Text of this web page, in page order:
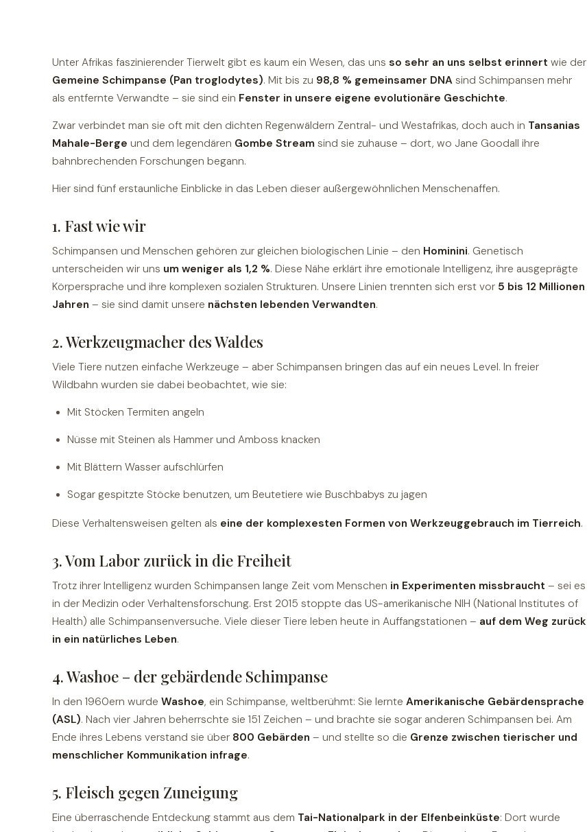
Unter Afrikas faszinierender Tierwelt gibt es kaum ein Wesen, das uns so sehr an uns selbst erinnert wie der
Gemeine Schimpanse (Pan troglodytes). Mit bis zu 98,8 % gemeinsamer DNA sind Schimpansen mehr
als entfernte Verwandte – sie sind ein Fenster in unsere eigene evolutionäre Geschichte.
Zwar verbindet man sie oft mit den dichten Regenwäldern Zentral- und Westafrikas, doch auch in Tansanias
Mahale-Berge und dem legendären Gombe Stream sind sie zuhause – dort, wo Jane Goodall ihre
bahnbrechenden Forschungen begann.
Hier sind fünf erstaunliche Einblicke in das Leben dieser außergewöhnlichen Menschenaffen.
1. Fast wie wir
Schimpansen und Menschen gehören zur gleichen biologischen Linie – den Hominini. Genetisch
unterscheiden wir uns um weniger als 1,2 %. Diese Nähe erklärt ihre emotionale Intelligenz, ihre ausgeprägte
Körpersprache und ihre komplexen sozialen Strukturen. Unsere Linien trennten sich erst vor 5 bis 12 Millionen
Jahren – sie sind damit unsere nächsten lebenden Verwandten.
2. Werkzeugmacher des Waldes
Viele Tiere nutzen einfache Werkzeuge – aber Schimpansen bringen das auf ein neues Level. In freier
Wildbahn wurden sie dabei beobachtet, wie sie:
Mit Stöcken Termiten angeln
Nüsse mit Steinen als Hammer und Amboss knacken
Mit Blättern Wasser aufschlürfen
Sogar gespitzte Stöcke benutzen, um Beutetiere wie Buschbabys zu jagen
Diese Verhaltensweisen gelten als eine der komplexesten Formen von Werkzeuggebrauch im Tierreich.
3. Vom Labor zurück in die Freiheit
Trotz ihrer Intelligenz wurden Schimpansen lange Zeit vom Menschen in Experimenten missbraucht – sei es
in der Medizin oder Verhaltensforschung. Erst 2015 stoppte das US-amerikanische NIH (National Institutes of
Health) alle Schimpansenversuche. Viele dieser Tiere leben heute in Auffangstationen – auf dem Weg zurück
in ein natürliches Leben.
4. Washoe – der gebärdende Schimpanse
In den 1960ern wurde Washoe, ein Schimpanse, weltberühmt: Sie lernte Amerikanische Gebärdensprache
(ASL). Nach vier Jahren beherrschte sie 151 Zeichen – und brachte sie sogar anderen Schimpansen bei. Am
Ende ihres Lebens verstand sie über 800 Gebärden – und stellte so die Grenze zwischen tierischer und
menschlicher Kommunikation infrage.
5. Fleisch gegen Zuneigung
Eine überraschende Entdeckung stammt aus dem Tai-Nationalpark in der Elfenbeinküste: Dort wurde